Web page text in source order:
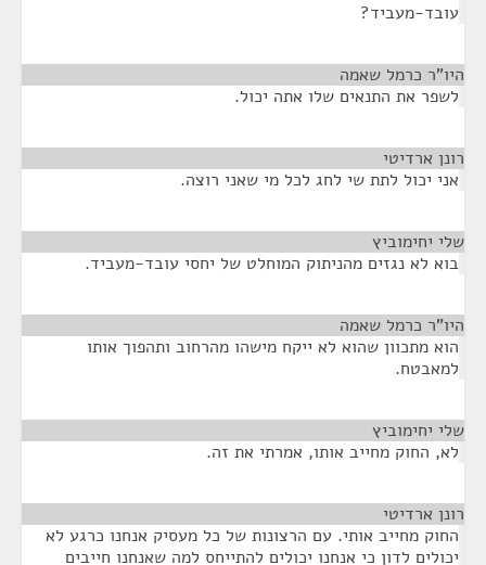
עובד-מעביד?
היו"ר כרמל שאמה
לשפר את התנאים שלו אתה יכול.
רונן ארדיטי
אני יכול לתת שי לחג לכל מי שאני רוצה.
שלי יחימוביץ
בוא לא נגזים מהניתוק המוחלט של יחסי עובד-מעביד.
היו"ר כרמל שאמה
הוא מתכוון שהוא לא ייקח מישהו מהרחוב ותהפוך אותו
למאבטח.
שלי יחימוביץ
לא, החוק מחייב אותו, אמרתי את זה.
רונן ארדיטי
החוק מחייב אותי. עם הרצונות של כל מעסיק אנחנו כרגע לא
יכולים לדון כי אנחנו יכולים להתייחס למה שאנחנו חייבים